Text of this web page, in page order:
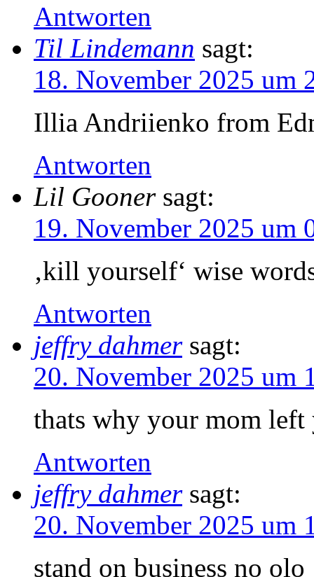
Antworten
Til Lindemann sagt:
18. November 2025 um
Illia Andriienko from
Antworten
Lil Gooner sagt:
19. November 2025 um
‚kill yourself‘ wise
Antworten
jeffry dahmer sagt:
20. November 2025 um
thats why your mom
Antworten
jeffry dahmer sagt:
20. November 2025 um
stand on business no olo